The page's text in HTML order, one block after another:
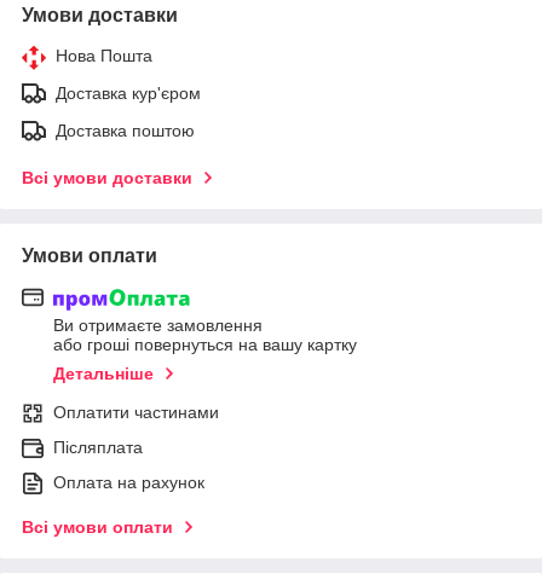
Умови доставки
Нова Пошта
Доставка кур'єром
Доставка поштою
Всі умови доставки
Умови оплати
Ви отримаєте замовлення
або гроші повернуться на вашу картку
Детальніше
Оплатити частинами
Післяплата
Оплата на рахунок
Всі умови оплати